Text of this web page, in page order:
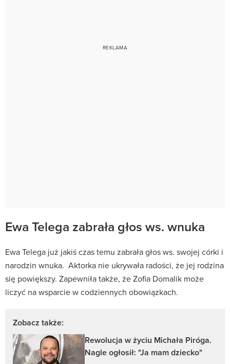
Ewa Telega zabrała głos ws. wnuka
Ewa Telega już jakiś czas temu zabrała głos ws. swojej córki i
narodzin wnuka. Aktorka nie ukrywała radości, że jej rodzina
się powiększy. Zapewniła także, że Zofia Domalik może
liczyć na wsparcie w codziennych obowiązkach.
Zobacz także:
Rewolucja w życiu Michała Piróga.
Nagle ogłosił: "Ja mam dziecko"